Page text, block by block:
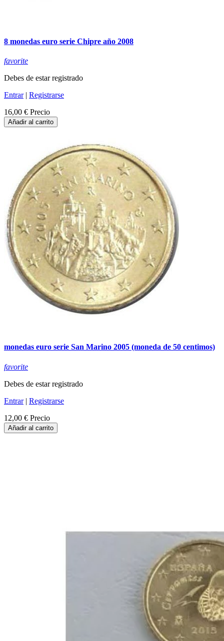
8 monedas euro serie Chipre año 2008
favorite
Debes de estar registrado
Entrar| Registrarse
16,00 € Precio
Añadir al carrito
monedas euro serie San Marino 2005 (moneda de 50 centimos)
favorite
Debes de estar registrado
Entrar| Registrarse
12,00 € Precio
Añadir al carrito